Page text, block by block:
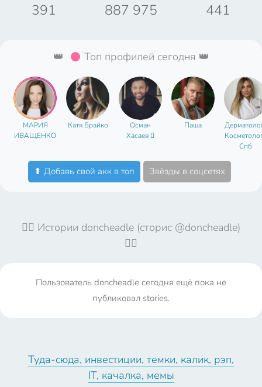
391 887 975 441
👑 Топ профилей сегодня 👑
МАРИЯ
ИВАЩЕНКО
Катя Брайко
Осман
Хасаев 
Паша
Спб
⬆ Добавь свой акк в топ Звёзды в соцсетях
🤦‍♀️ Истории doncheadle (сторис @doncheadle)
🤦‍♀️
Пользователь doncheadle сегодня ещё пока не
публиковал stories.
Туда-сюда, инвестиции, темки, калик, рэп,
IT, качалка, мемы